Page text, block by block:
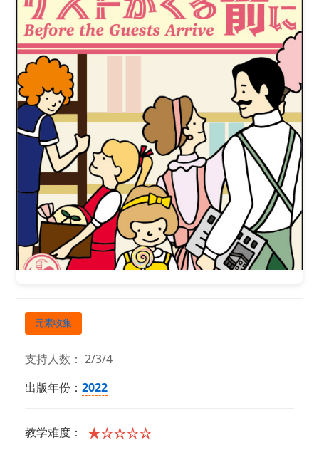
元素收集
支持人数： 2/3/4
出版年份： 2022
教学难度： ★☆☆☆☆